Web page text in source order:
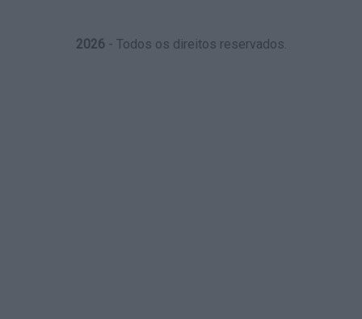
2026- Todos os direitos reservados.